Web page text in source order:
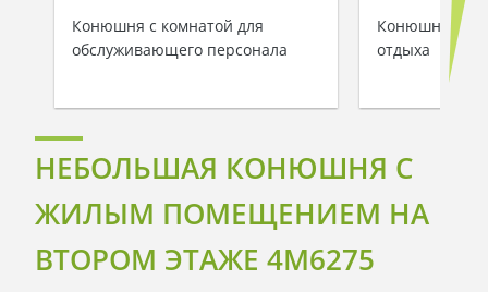
Конюшня с комнатой для
обслуживающего персонала
Конюшня с
отдыха
НЕБОЛЬШАЯ КОНЮШНЯ С
ЖИЛЫМ ПОМЕЩЕНИЕМ НА
ВТОРОМ ЭТАЖЕ 4M6275